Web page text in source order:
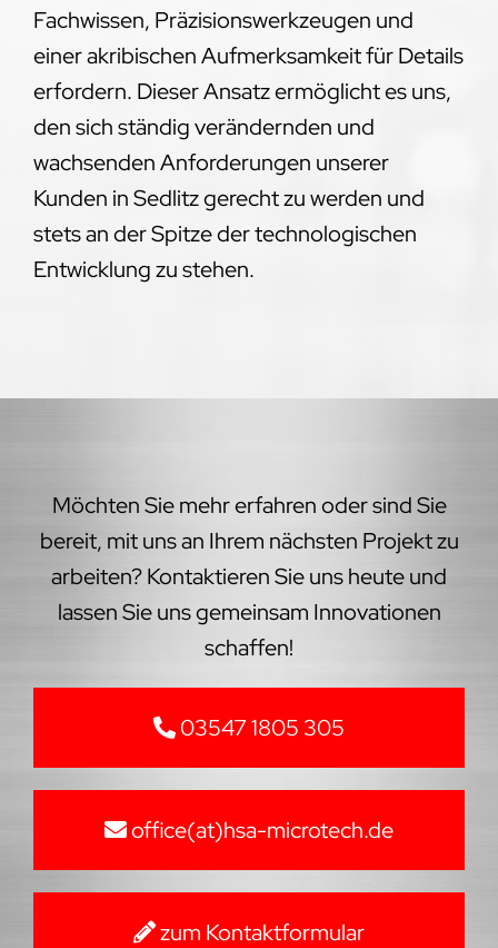
Fachwissen, Präzisionswerkzeugen und
einer akribischen Aufmerksamkeit für Details
erfordern. Dieser Ansatz ermöglicht es uns,
den sich ständig verändernden und
wachsenden Anforderungen unserer
Kunden in Sedlitz gerecht zu werden und
stets an der Spitze der technologischen
Entwicklung zu stehen.
Möchten Sie mehr erfahren oder sind Sie
bereit, mit uns an Ihrem nächsten Projekt zu
arbeiten? Kontaktieren Sie uns heute und
lassen Sie uns gemeinsam Innovationen
schaffen!
03547 1805 305
office(at)hsa-microtech.de
zum Kontaktformular